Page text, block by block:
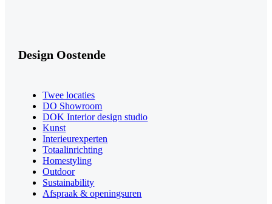
Design Oostende
Twee locaties
DO Showroom
DOK Interior design studio
Kunst
Interieurexperten
Totaalinrichting
Homestyling
Outdoor
Sustainability
Afspraak & openingsuren